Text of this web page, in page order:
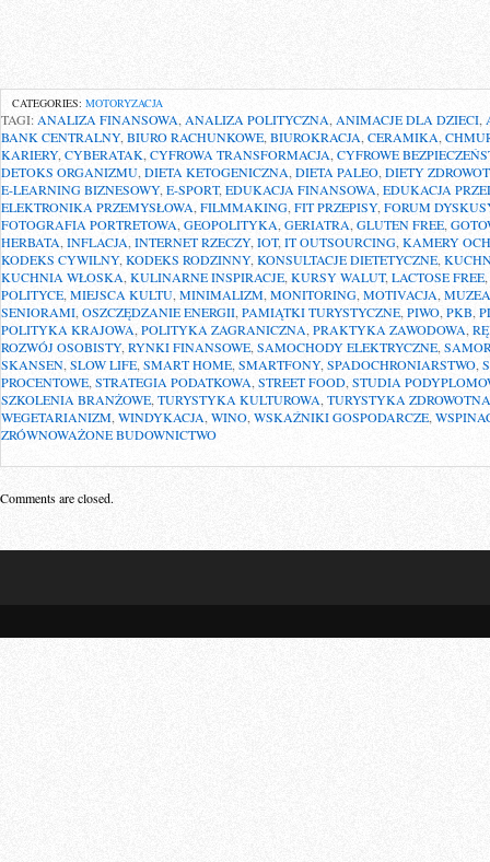
CATEGORIES: MOTORYZACJA
TAGI: ANALIZA FINANSOWA ANALIZA POLITYCZNA ANIMACJE DLA DZIECI
BANK CENTRALNY, BIURO RACHUNKOWE, BIUROKRACJA CERAMIKA
KARIERY, CYBERATAK CYFROWA TRANSFORMACJA, CYFROWE
DETOKS ORGANIZMU, DIETA KETOGENICZNA, DIETA PALEO DIETY
E-LEARNING BIZNESOWY, E-SPORT, EDUKACJA FINANSOWA EDUKACJA
ELEKTRONIKA PRZEMYSŁOWA FILMMAKING FIT PRZEPISY, FORUM
FOTOGRAFIA PORTRETOWA, GEOPOLITYKA GERIATRA GLUTEN FREE
HERBATA INFLACJA INTERNET RZECZY, IOT, IT OUTSOURCING, KAMERY
KODEKS CYWILNY, KODEKS RODZINNY, KONSULTACJE DIETETYCZNE
KUCHNIA WŁOSKA, KULINARNE INSPIRACJE KURSY WALUT, LACTOSE FREE,
POLITYCE MIEJSCA KULTU MINIMALIZM MONITORING MOTIVACJA MUZEA
SENIORAMI OSZCZĘDZANIE ENERGII PAMIĄTKI TURYSTYCZNE PIWO PKB
POLITYKA KRAJOWA POLITYKA ZAGRANICZNA PRAKTYKA ZAWODOWA
ROZWÓJ OSOBISTY, RYNKI FINANSOWE, SAMOCHODY ELEKTRYCZNE,
SKANSEN SLOW LIFE, SMART HOME, SMARTFONY, SPADOCHRONIARSTWO
PROCENTOWE STRATEGIA PODATKOWA STREET FOOD STUDIA
SZKOLENIA BRANŻOWE TURYSTYKA KULTUROWA TURYSTYKA ZDROWOTNA
WEGETARIANIZM, WINDYKACJA WINO WSKAŹNIKI GOSPODARCZE
ZRÓWNOWAŻONE BUDOWNICTWO
Comments are closed.